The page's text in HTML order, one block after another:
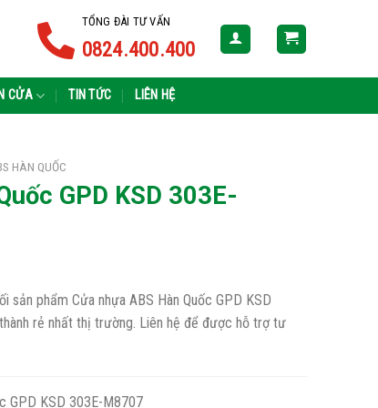
TỔNG ĐÀI TƯ VẤN
0824.400.400
CỬA TIN TỨC LIÊN HỆ
HÀN QUỐC
GPD KSD 303E-
sản phẩm Cửa nhựa ABS Hàn Quốc GPD KSD
rẻ nhất thị trường. Liên hệ để được hỗ trợ tư
GPD KSD 303E-M8707